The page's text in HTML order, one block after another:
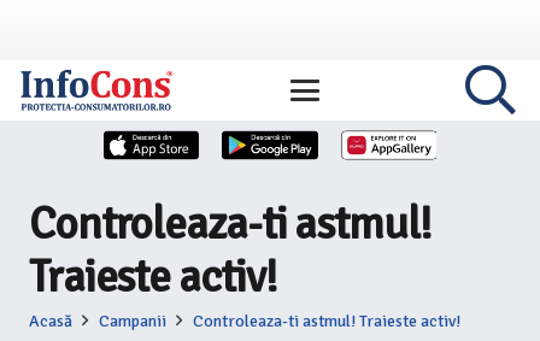
Controleaza-ti astmul!
Traieste activ!
Acasă Campanii Controleaza-ti astmul! Traieste activ!